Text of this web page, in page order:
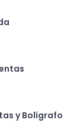
y Bolígrafo